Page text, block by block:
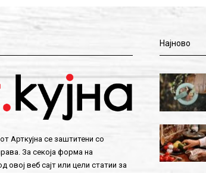
Арткујна се заштитени со
За секоја форма на
овој веб сајт или цели статии за
Најново